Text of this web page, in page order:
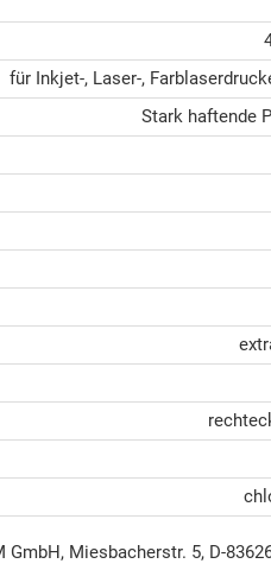
für Inkjet-, Laser-,
Stark haftende
GmbH, Miesbacherstr. 5, D-